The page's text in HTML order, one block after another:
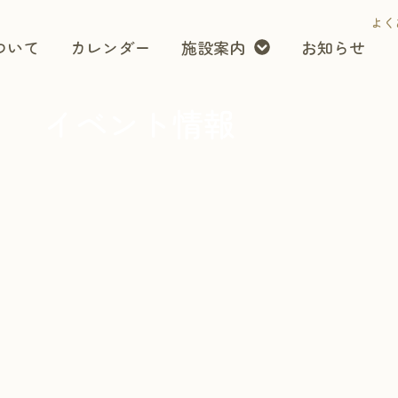
よ
いて カレンダー 施設案内 お知らせ